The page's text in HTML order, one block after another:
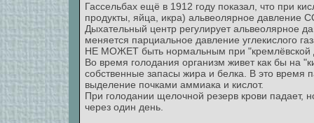
Гассельбах ещё в 1912 году показал, что при
продукты, яйца, икра) альвеолярное давление
Дыхательный центр регулирует альвеолярное
меняется парциальное давление углекислого
НЕ МОЖЕТ быть нормальным при "кремлёвской
Во время голодания организм живет как бы на
собственные запасы жира и белка. В это время
выделение почками аммиака и кислот.
При голодании щелочной резерв крови падает,
через один день.